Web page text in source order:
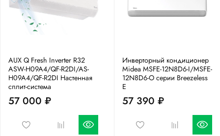
AUX Q Fresh Inverter R32
ASW-H09A4/QF-R2DI/AS-
H09A4/QF-R2DI Настенная
сплит-система
57 000 ₽
Инверторный кондиционер
Midea MSFE-12N8D6-I/MSFE-
12N8D6-O серии Breezeless
E
57 390 ₽